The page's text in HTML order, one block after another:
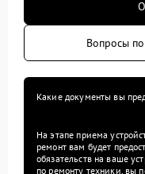
Вопросы
Какие документы вы
На этапе приема
ремонт вам будет
обязательств на ваше
по ремонту техники, вы